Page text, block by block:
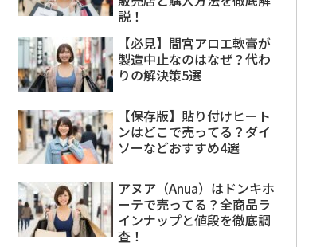
説！
【必見】間宮アロエ軟膏が
製造中止なのはなぜ？代わ
りの解決策5選
【保存版】貼り付けヒート
ンはどこで売ってる？ダイ
ソーなどおすすめ4選
アヌア（Anua）はドンキホ
ーテで売ってる？全商品ラ
インナップと値段を徹底調
査！